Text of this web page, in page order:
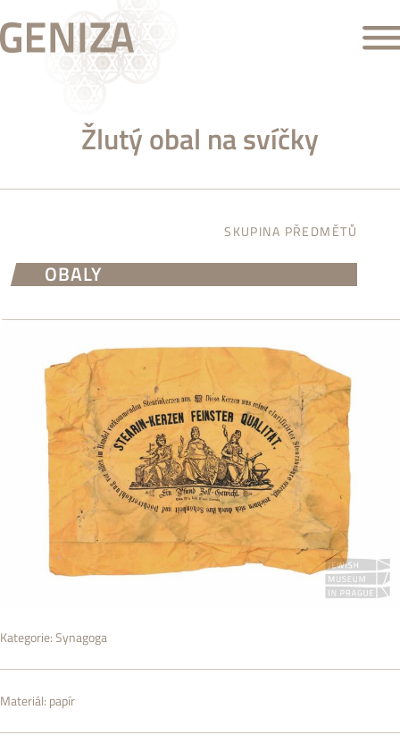
Žlutý obal na svíčky
SKUPINA PŘEDMĚTŮ
OBALY
Kategorie:Synagoga
Materiál: papír